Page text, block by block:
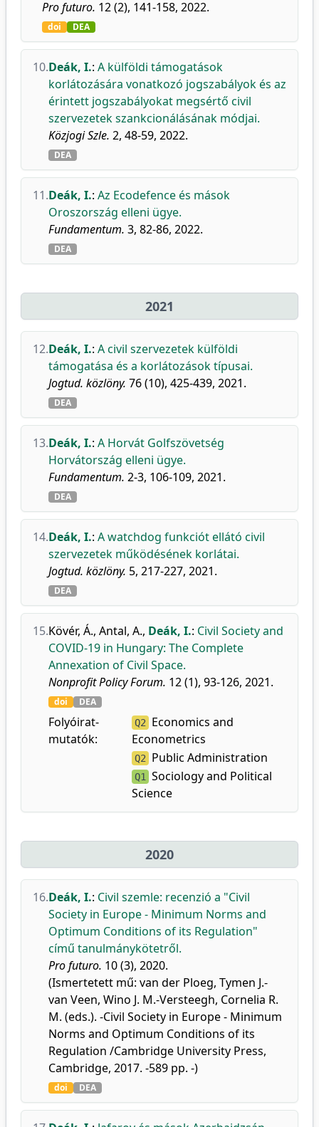
Pro futuro. 12 (2), 141-158, 2022.
doi DEA
10.Deák, I.: A külföldi támogatások
korlátozására vonatkozó jogszabályok és az
érintett jogszabályokat megsértő civil
szervezetek szankcionálásának módjai.
Közjogi Szle. 2, 48-59, 2022.
DEA
11.Deák, I.: Az Ecodefence és mások
Oroszország elleni ügye.
Fundamentum. 3, 82-86, 2022.
DEA
2021
12.Deák, I.: A civil szervezetek külföldi
támogatása és a korlátozások típusai.
Jogtud. közlöny. 76 (10), 425-439, 2021.
DEA
13.Deák, I.: A Horvát Golfszövetség
Horvátország elleni ügye.
Fundamentum. 2-3, 106-109, 2021.
DEA
14.Deák, I.: A watchdog funkciót ellátó civil
szervezetek működésének korlátai.
Jogtud. közlöny. 5, 217-227, 2021.
DEA
15.Kövér, Á., Antal, A., Deák, I.: Civil Society and
COVID-19 in Hungary: The Complete
Annexation of Civil Space.
Nonprofit Policy Forum. 12 (1), 93-126, 2021.
doi DEA
Folyóirat-
mutatók:
Q2
Economics and
Econometrics
Q2 Public Administration
Q1
Sociology and Political
Science
2020
16.Deák, I.: Civil szemle: recenzió a "Civil
Society in Europe - Minimum Norms and
Optimum Conditions of its Regulation"
című tanulmánykötetről.
Pro futuro. 10 (3), 2020.
(Ismertetett mű: van der Ploeg, Tymen J.-
van Veen, Wino J. M.-Versteegh, Cornelia R.
M. (eds.). -Civil Society in Europe - Minimum
Norms and Optimum Conditions of its
Regulation /Cambridge University Press,
Cambridge, 2017. -589 pp. -)
doi DEA